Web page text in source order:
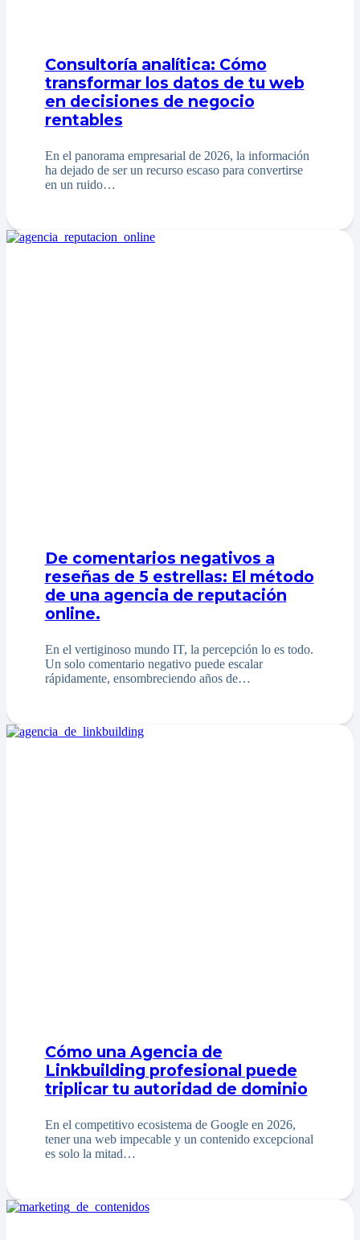
Consultoría analítica: Cómo
transformar los datos de tu web
en decisiones de negocio
rentables
En el panorama empresarial de 2026, la información
ha dejado de ser un recurso escaso para convertirse
en un ruido…
De comentarios negativos a
reseñas de 5 estrellas: El método
de una agencia de reputación
online.
En el vertiginoso mundo IT, la percepción lo es todo.
Un solo comentario negativo puede escalar
rápidamente, ensombreciendo años de…
Cómo una Agencia de
Linkbuilding profesional puede
triplicar tu autoridad de dominio
En el competitivo ecosistema de Google en 2026,
tener una web impecable y un contenido excepcional
es solo la mitad…